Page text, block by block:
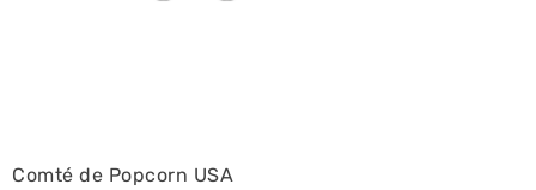
Comté de Popcorn USA